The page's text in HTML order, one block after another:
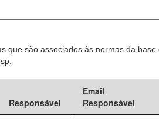
que são associados às normas da base
Responsável
Email
Responsável